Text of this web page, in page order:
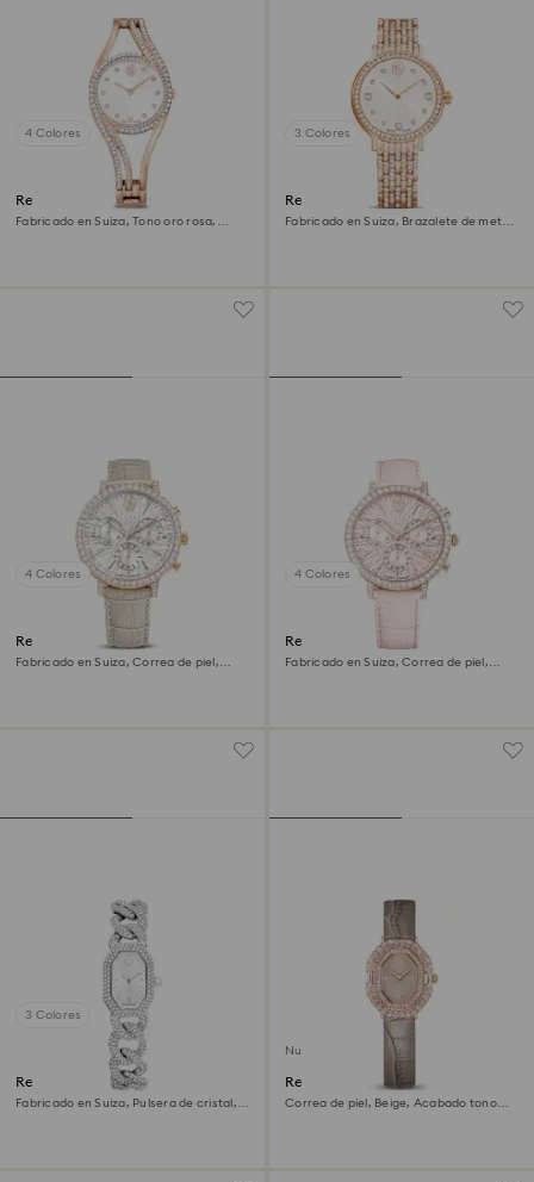
4 Colores
Reloj con brazalete Hyperbola
Fabricado en Suiza, Tono oro rosa,
3 Colores
Reloj Imber
Fabricado en Suiza, Brazalete de metal,
4 Colores
Reloj Matrix tennis chrono
Fabricado en Suiza, Correa de piel,
4 Colores
Reloj Matrix tennis chrono
Fabricado en Suiza, Correa de piel,
3 Colores
Reloj Dextera chain
Fabricado en Suiza, Pulsera de cristal,
Nuevo
Reloj Matrix octagon
Correa de piel, Beige, Acabado tono